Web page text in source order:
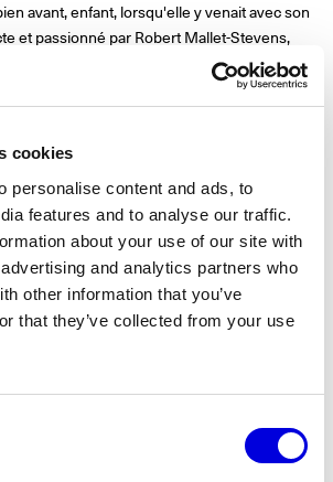
cookies
personalise content and ads, to
features and to analyse our traffic.
about your use of our site with
and analytics partners who
other information that you’ve
that they’ve collected from your use
avant, enfant, lorsqu'elle y venait avec son
et passionné par Robert Mallet-Stevens,
Perchée sur les flancs de la colline du
un lieu poétique et labyrinthique. "Il y a
un escalier qui ne mène à rien", précise-
nommée à l'ordre des Arts et des Lettres,
osé allée chercher. "Je n'en ai jamais
que je ne la mérite pas. Je ne la dois
portée et j'aimerais la recevoir des mains de
présence de mes trois enfants."
se tiendra du jeudi 16 au samedi 18
un nouveau chapitre avec l'arrivée d'Hugo
"Ce que j’aime dans la vision
dans la continuité de ce projet de